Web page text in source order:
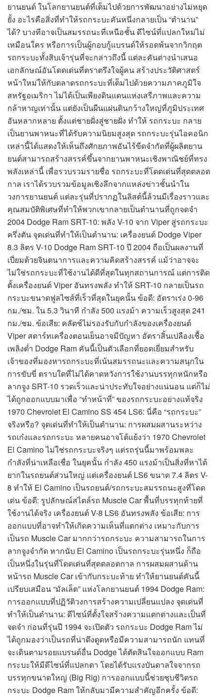
ยานยนต์ ในโลกยานยนต์ที่เต็มไปด้วยการพัฒนาอย่างไม่หยุด
ยั้ง อะไรคือสิ่งที่ทำให้รถกระบะคันหนึ่งกลายเป็น “ตำนาน”
ได้? บางทีอาจเป็นสมรรถนะที่เหนือชั้น ดีไซน์ที่แปลกใหม่ไม่
เหมือนใคร หรือการเป็นผู้กอบกู้แบรนด์ให้รอดพ้นจากวิกฤต
รถกระบะทั้งสิบเจ้ารุ่นที่จะกล่าวถึงนี้ แต่ละคันต่างนำเสนอ
เอกลักษณ์อันโดดเด่นที่ตราตรึงใจผู้คน สร้างประวัติศาสตร์
หน้าใหม่ให้กับตลาดรถกระบะที่เต็มไปด้วยความภาคภูมิใจ
สหรัฐอเมริกา ไม่ได้เป็นเพียงดินแดนแห่งเสรีภาพและความ
กล้าหาญเท่านั้น แต่ยังเป็นผืนแผ่นดินกว้างใหญ่ที่ภูมิประเทศ
อันหลากหลาย ตั้งแต่ชายฝั่งสู่ชายฝั่ง ทำให้ รถกระบะ กลาย
เป็นยานพาหนะที่ได้รับความนิยมสูงสุด รถกระบะรุ่นไอคอนิก
เหล่านี้ได้แสดงให้เห็นถึงศักยภาพอันไร้ขีดจำกัดที่ผู้ผลิตยาน
ยนต์สามารถสร้างสรรค์ขึ้นจากยานพาหนะเชิงพาณิชย์ที่ทรง
พลังเหล่านี้ เพื่อรวบรวมรายชื่อ รถกระบะที่โดดเด่นที่สุดตลอด
กาล เราได้รวบรวมข้อมูลเชิงลึกจากแหล่งข่าวชั้นนำใน
วงการยานยนต์ แต่ละรุ่นที่ปรากฏในลิสต์นี้ล้วนมีเรื่องราวและ
คุณสมบัติพิเศษที่ทำให้พวกเขากลายเป็นตำนานที่ถูกจดจำ
2004 Dodge Ram SRT-10: พลัง V-10 จาก Viper สู่รถกระบะ
ครึ่งตัน จุดเด่นที่ทำให้เป็นตำนาน: เครื่องยนต์ Dodge Viper
8.3 ลิตร V-10 Dodge Ram SRT-10 ปี 2004 ถือเป็นผลงานที่
เปี่ยมด้วยจินตนาการและความคิดสร้างสรรค์ แม้ว่าอาจจะ
ไม่ใช่รถกระบะที่ใช้งานได้ดีที่สุดในทุกสถานการณ์ แต่การติด
ตั้งเครื่องยนต์ Viper อันทรงพลัง ทำให้ SRT-10 กลายเป็นรถ
กระบะขนาดฟูลไซส์ที่เร็วที่สุดในยุคนั้น ข้อดี: อัตราเร่ง 0-96
กม./ชม. ใน 5.3 วินาที กำลัง 500 แรงม้า ความเร็วสูงสุด 241
กม./ชม. ข้อเสีย: คลัตช์ไม่รองรับกับกำลังของเครื่องยนต์
Viper สตาร์ทเครื่องตอนเย็นอาจมีปัญหา อัตราสิ้นเปลืองเชื้อ
เพลิงต่ำ Dodge Ram คันนี้เป็นตัวเลือกที่ยอดเยี่ยมสำหรับ
เจ้าของที่มองหารถกระบะที่เน้นสมรรถนะและความสนุกใน
การขับขี่ ตราบใดที่ไม่ได้คาดหวังการใช้งานบรรทุกหนักหรือ
ลากจูง SRT-10 รวดเร็วและน่าประทับใจอย่างแน่นอน แต่ก็ไม่
ได้ถูกออกแบบมาเพื่อ “ทำหน้าที่” ของรถกระบะอย่างแท้จริง
1970 Chevrolet El Camino SS 454 LS6: นี่คือ “รถกระบะ”
จริงหรือ? จุดเด่นที่ทำให้เป็นตำนาน: การผสมผสานระหว่าง
รถเก๋งและรถกระบะ หลายคนอาจโต้แย้งว่า 1970 Chevrolet
El Camino ไม่ใช่รถกระบะจริงๆ แต่รถรุ่นนี้มาพร้อมพละ
กำลังที่น่าเหลือเชื่อ ในยุคนั้น กำลัง 450 แรงม้าเป็นสิ่งที่หาได้
ยากในรถยนต์ส่วนใหญ่ แต่เครื่องยนต์ LS6 ขนาด 7.4 ลิตร V-
8 ทำให้ El Camino เป็นรถยนต์/รถกระบะสมรรถนะสูงที่โดด
เด่น ข้อดี: รูปลักษณ์สไตล์รถ Muscle Car พื้นที่บรรทุกท้ายที่
ใช้งานได้จริง เครื่องยนต์ V-8 LS6 อันทรงพลัง ข้อเสีย: การ
ออกแบบที่อาจทำให้เกิดความเห็นที่แตกต่าง เหมาะกับการ
เป็นรถ Muscle Car มากกว่ารถกระบะ ความสามารถในการ
ลากจูงจำกัด หากนับ El Camino เป็นรถกระบะรุ่นหนึ่ง ก็ถือ
เป็นหนึ่งในรุ่นที่โดดเด่นที่สุดตลอดกาล การผสมผสานด้าน
หน้ารถ Muscle Car เข้ากับกระบะท้าย ทำให้ยานยนต์คันนี้
เปรียบเสมือน “มัลเล็ต” แห่งโลกยานยนต์ 1994 Dodge Ram:
การออกแบบที่ปฏิวัติวงการสร้างความเปลี่ยนแปลง จุดเด่นที่
ทำให้เป็นตำนาน: ดีไซน์ที่ตั้งใจสร้างความแตกต่างและเป็นที่
จดจำ ก่อนที่รุ่นปี 1994 จะเปิดตัว รถกระบะ Dodge Ram ไม่
ได้ถูกมองว่าเป็นรถที่น่าดึงดูดหรือมีความสามารถนัก แทนที่
จะเดินตามรอยแบรนด์อื่น Dodge ได้ตัดสินใจออกแบบ Ram
กระบะให้มีดีไซน์ที่แปลกตา โดยได้รับแรงบันดาลใจจากรถ
บรรทุกขนาดใหญ่ (Big Rig) การออกแบบนี้ช่วยชุบชีวิตรถ
กระบะ Dodge Ram ให้กลับมามีความสำคัญอีกครั้ง ข้อดี: